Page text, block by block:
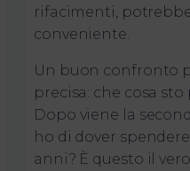
rifacimenti,
conveniente.
Un buon confronto
precisa: che cosa
Dopo viene la
ho di dover
anni? È questo il